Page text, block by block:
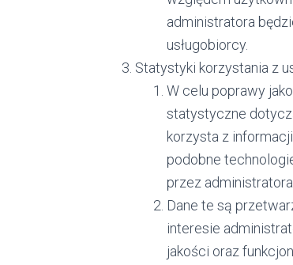
administratora
usługobiorcy.
Statystyki korzystania z
W celu poprawy
statystyczne
korzysta z
podobne
przez
Dane te są
interesie
jakości oraz